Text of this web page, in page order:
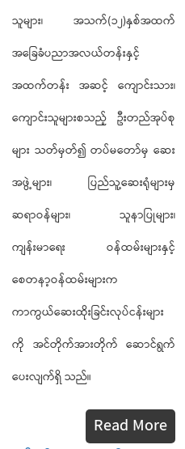
သူများ၊ အသက်(၁၂)နှစ်အထက်
အခြေခံပညာအလယ်တန်းနှင့်
အထက်တန်း အဆင့် ကျောင်းသား၊
ကျောင်းသူများစသည့် ဦးတည်အုပ်စု
များ သတ်မှတ်၍ တပ်မတော်မှ ဆေး
အဖွဲ့များ၊ ပြည်သူ့ဆေးရုံများမှ
ဆရာဝန်များ၊ သူနာပြုများ၊
ကျန်းမာရေး ဝန်ထမ်းများနှင့်
စေတနာ့ဝန်ထမ်းများက
ကာကွယ်ဆေးထိုးခြင်းလုပ်ငန်းများ
ကို အင်တိုက်အားတိုက် ဆောင်ရွက်
ပေးလျက်ရှိ သည်။
Read More